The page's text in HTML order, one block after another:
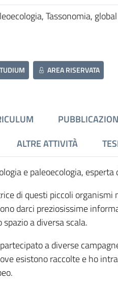
Tassonomia,
AREA RISERVATA
ALTRE ATTIVITÀ
e paleoecologia,
di questi piccoli
darci preziosissime
a diversa scala.
a diverse
esistono raccolte e ho